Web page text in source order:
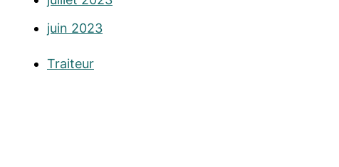
juin 2023
Traiteur